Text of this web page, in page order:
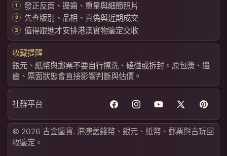
發正反面、邊齒、重量與細節照片
先查版別、品相、真偽與近期成交
值得跟進才安排港澳實物鑒定交收
收藏提醒
銀元、紙幣與郵票不要自行擦洗、磕碰或拆封。原包漿、邊
齒、票面狀態會直接影響判斷與估價。
社群平台
FacebookInstagramYouTube
X
(Twitter)
© 2026 古金鑒寶. 港澳舊錢幣、銀元、紙幣、郵票與古玩回
收鑒定。